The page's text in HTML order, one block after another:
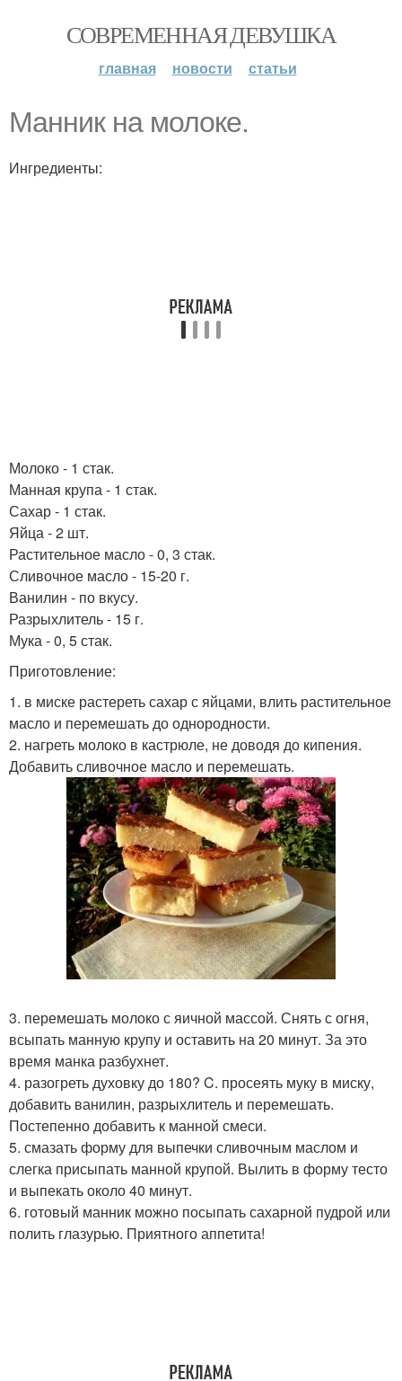
СОВРЕМЕННАЯ ДЕВУШКА
главная новости статьи
Манник на молоке.
Ингредиенты:
Молоко - 1 стак.
Манная крупа - 1 стак.
Сахар - 1 стак.
Яйца - 2 шт.
Растительное масло - 0, 3 стак.
Сливочное масло - 15-20 г.
Ванилин - по вкусу.
Разрыхлитель - 15 г.
Мука - 0, 5 стак.
Приготовление:
1. в миске растереть сахар с яйцами, влить растительное
масло и перемешать до однородности.
2. нагреть молоко в кастрюле, не доводя до кипения.
Добавить сливочное масло и перемешать.
3. перемешать молоко с яичной массой. Снять с огня,
всыпать манную крупу и оставить на 20 минут. За это
время манка разбухнет.
4. разогреть духовку до 180? C. просеять муку в миску,
добавить ванилин, разрыхлитель и перемешать.
Постепенно добавить к манной смеси.
5. смазать форму для выпечки сливочным маслом и
слегка присыпать манной крупой. Вылить в форму тесто
и выпекать около 40 минут.
6. готовый манник можно посыпать сахарной пудрой или
полить глазурью. Приятного аппетита!